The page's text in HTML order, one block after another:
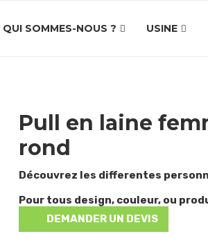
QUI SOMMES-NOUS ? USINE
Pull en laine
rond
Découvrez les differentes
Pour tous design, couleur, ou
DEMANDER UN DEVIS